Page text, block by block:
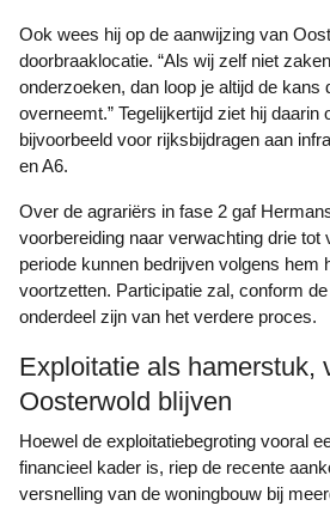
Ook wees hij op de aanwijzing van Oosterwold als landelijke
doorbraaklocatie. “Als wij zelf niet
onderzoeken, dan loop je altijd de kans
overneemt.” Tegelijkertijd ziet hij daarin
bijvoorbeeld voor rijksbijdragen aan
en A6.
Over de agrariërs in fase 2 gaf Hermans aan dat de
voorbereiding naar verwachting drie tot
periode kunnen bedrijven volgens hem
voortzetten. Participatie zal, conform
onderdeel zijn van het verdere proces.
Exploitatie als hamerstuk,
Oosterwold blijven
Hoewel de exploitatiebegroting vooral een technisch en
financieel kader is, riep de recente
versnelling van de woningbouw bij